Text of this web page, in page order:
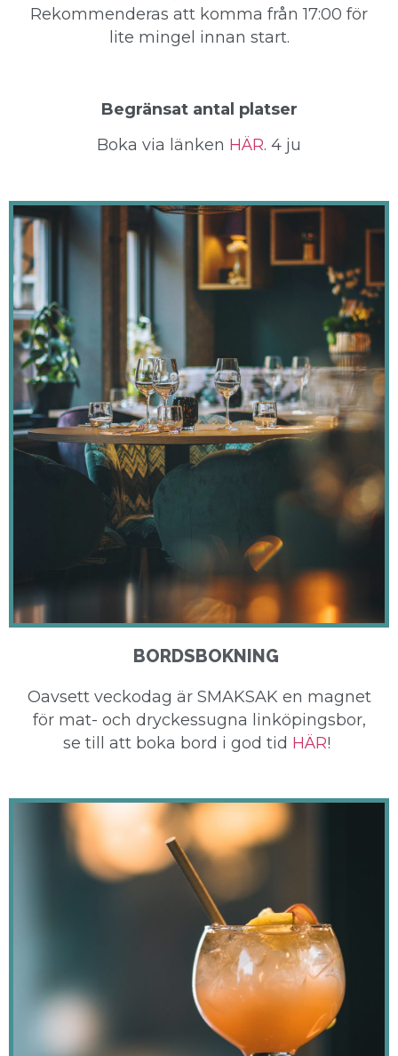
Rekommenderas att komma från 17:00 för
lite mingel innan start.
Begränsat antal platser
Boka via länken HÄR. 4 ju
BORDSBOKNING
Oavsett veckodag är SMAKSAK en magnet
för mat- och dryckessugna linköpingsbor,
se till att boka bord i god tid HÄR!